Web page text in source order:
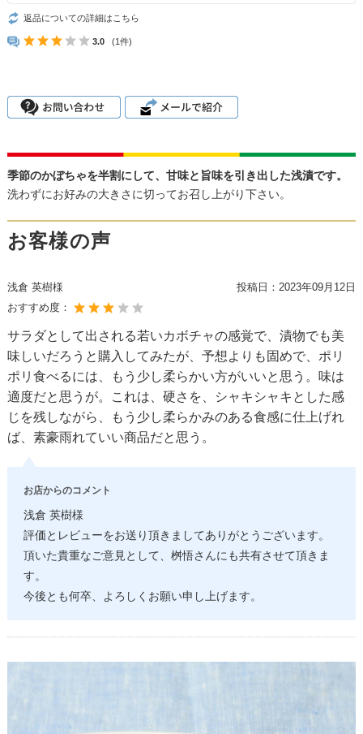
返品についての詳細はこちら
3.0 (1件)
季節のかぼちゃを半割にして、甘味と旨味を引き出した浅漬です。
洗わずにお好みの大きさに切ってお召し上がり下さい。
お客様の声
浅倉 英樹様 投稿日： 2023年09月12日
おすすめ度：
サラダとして出される若いカボチャの感覚で、漬物でも美
味しいだろうと購入してみたが、予想よりも固めで、ポリ
ポリ食べるには、もう少し柔らかい方がいいと思う。味は
適度だと思うが。これは、硬さを、シャキシャキとした感
じを残しながら、もう少し柔らかみのある食感に仕上げれ
ば、素豪雨れていい商品だと思う。
お店からのコメント
浅倉 英樹様
評価とレビューをお送り頂きましてありがとうございます。
頂いた貴重なご意見として、桝悟さんにも共有させて頂きま
す。
今後とも何卒、よろしくお願い申し上げます。